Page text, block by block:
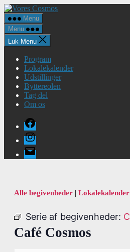
Spring
til
indholdet
Vores
Menu
Menu
Luk Menu
Program
Lokalekalender
Udstillinger
Byttereolen
Tag del
Om os
Facebook
Instagram
E-
mail
Alle begivenheder | Lokalekalender
Serie af begivenheder:
Café Cosmos